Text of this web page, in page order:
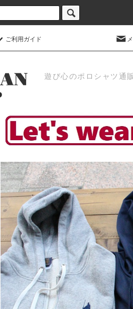
ご利用ガイド
遊び心のポロシャツ通